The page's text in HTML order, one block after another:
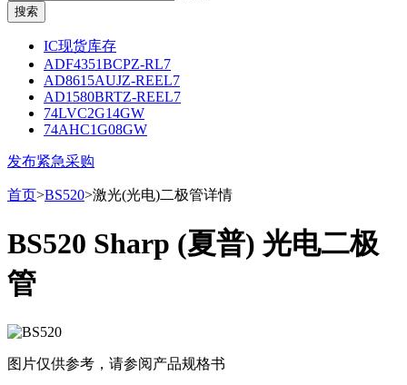
IC现货库存
ADF4351BCPZ-RL7
AD8615AUJZ-REEL7
AD1580BRTZ-REEL7
74LVC2G14GW
74AHC1G08GW
发布紧急采购
首页>BS520>激光(光电)二极管详情
BS520 Sharp (夏普) 光电二极
管
图片仅供参考，请参阅产品规格书